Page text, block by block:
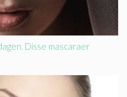
Disse mascaraer